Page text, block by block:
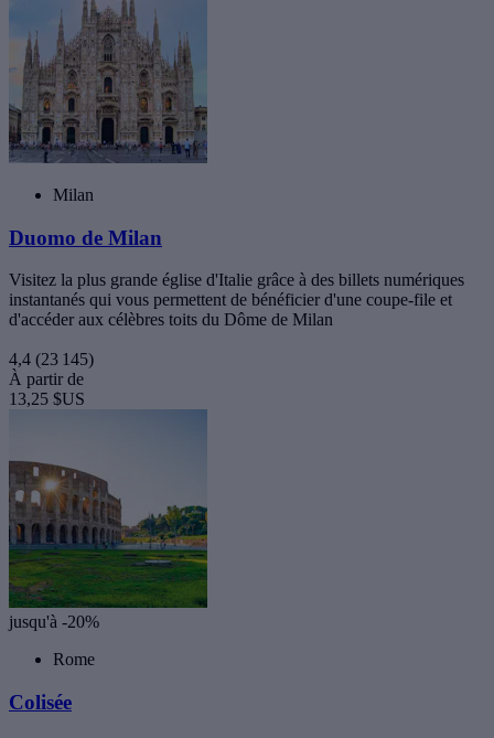
Milan
Duomo de Milan
Visitez la plus grande église d'Italie grâce à des billets numériques
instantanés qui vous permettent de bénéficier d'une coupe-file et
d'accéder aux célèbres toits du Dôme de Milan
4,4 (23 145)
À partir de
13,25 $US
jusqu'à -20%
Rome
Colisée